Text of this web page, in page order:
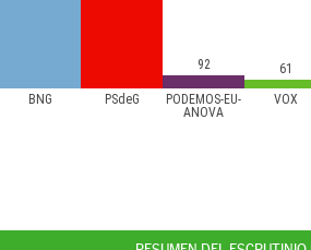
BNG PSdeG
PODEMOS-EU-
ANOVA
VOX
92 61